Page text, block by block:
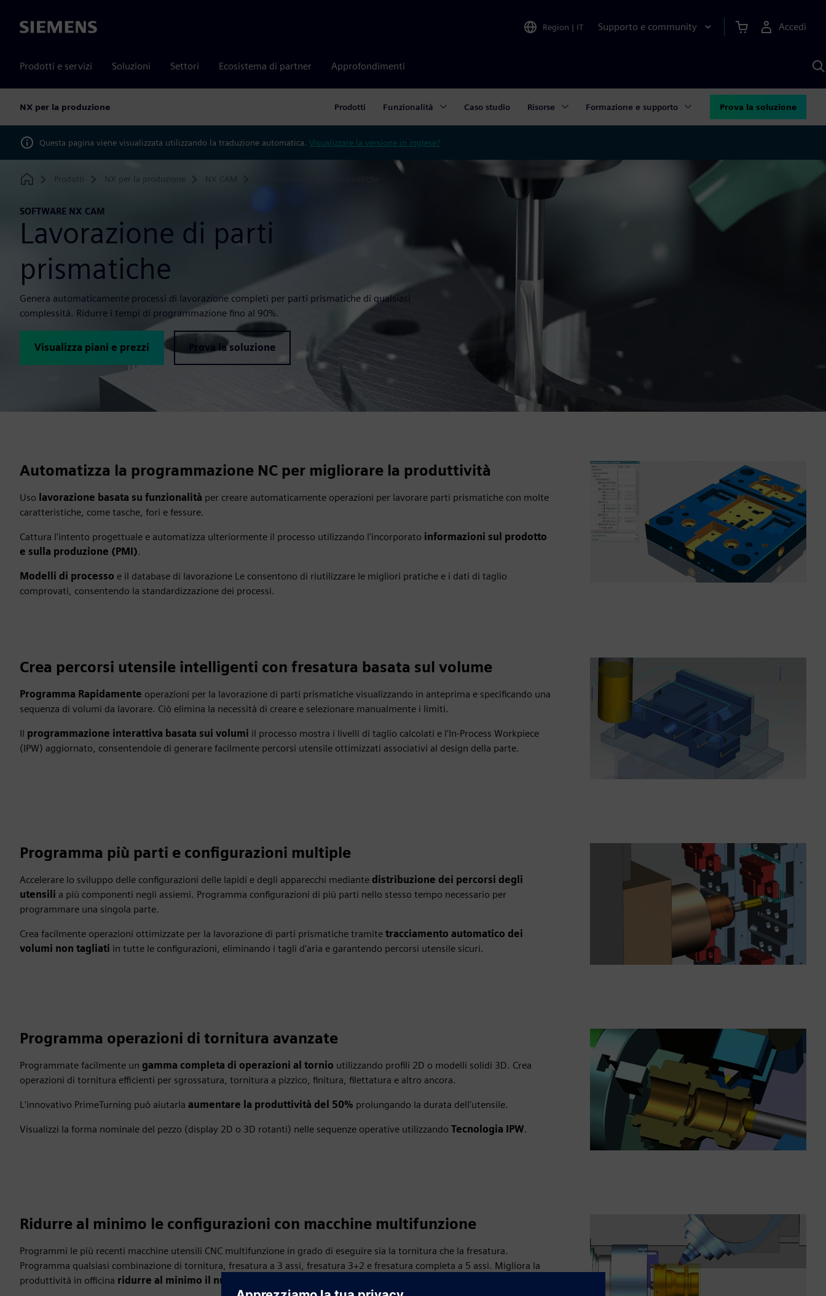
Siemens Region | IT Supporto e community Accedi
Prodotti e servizi Soluzioni Settori Ecosistema di partner Approfondimenti
NX per la produzione Prodotti Funzionalità Caso studio Risorse Formazione e supporto Prova la soluzione
Questa pagina viene visualizzata utilizzando la traduzione automatica. Visualizzare la versione in inglese?
Home
Prodotti NX per la produzione NX CAM
SOFTWARE NX CAM
Lavorazione di parti
prismatiche
Genera automaticamente processi di lavorazione completi per parti prismatiche di qualsiasi
complessità. Ridurre i tempi di programmazione fino al 90%.
Visualizza piani e prezzi Prova la soluzione
Automatizza la programmazione NC per migliorare la produttività
Uso lavorazione basata su funzionalità per creare automaticamente operazioni per lavorare parti prismatiche con molte
caratteristiche, come tasche, fori e fessure.
Cattura l'intento progettuale e automatizza ulteriormente il processo utilizzando l'incorporato informazioni sul prodotto
e sulla produzione (PMI).
Modelli di processo e il database di lavorazione Le consentono di riutilizzare le migliori pratiche e i dati di taglio
comprovati, consentendo la standardizzazione dei processi.
Crea percorsi utensile intelligenti con fresatura basata sul volume
Programma Rapidamente operazioni per la lavorazione di parti prismatiche visualizzando in anteprima e specificando una
sequenza di volumi da lavorare. Ciò elimina la necessità di creare e selezionare manualmente i limiti.
Il programmazione interattiva basata sui volumi il processo mostra i livelli di taglio calcolati e l'In-Process Workpiece
(IPW) aggiornato, consentendole di generare facilmente percorsi utensile ottimizzati associativi al design della parte.
Programma più parti e configurazioni multiple
Accelerare lo sviluppo delle configurazioni delle lapidi e degli apparecchi mediante distribuzione dei percorsi degli
utensili a più componenti negli assiemi. Programma configurazioni di più parti nello stesso tempo necessario per
programmare una singola parte.
Crea facilmente operazioni ottimizzate per la lavorazione di parti prismatiche tramite tracciamento automatico dei
volumi non tagliati in tutte le configurazioni, eliminando i tagli d'aria e garantendo percorsi utensile sicuri.
Programma operazioni di tornitura avanzate
Programmate facilmente un gamma completa di operazioni al tornio utilizzando profili 2D o modelli solidi 3D. Crea
operazioni di tornitura efficienti per sgrossatura, tornitura a pizzico, finitura, filettatura e altro ancora.
L'innovativo PrimeTurning può aiutarla aumentare la produttività del 50% prolungando la durata dell'utensile.
Visualizzi la forma nominale del pezzo (display 2D o 3D rotanti) nelle sequenze operative utilizzando Tecnologia IPW.
Ridurre al minimo le configurazioni con macchine multifunzione
Programmi le più recenti macchine utensili CNC multifunzione in grado di eseguire sia la tornitura che la fresatura.
Programma qualsiasi combinazione di tornitura, fresatura a 3 assi, fresatura 3+2 e fresatura completa a 5 assi. Migliora la
produttività in officina ridurre al minimo il numero di configurazioni